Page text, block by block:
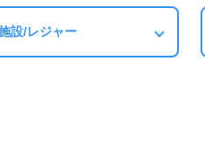
設/レジャー